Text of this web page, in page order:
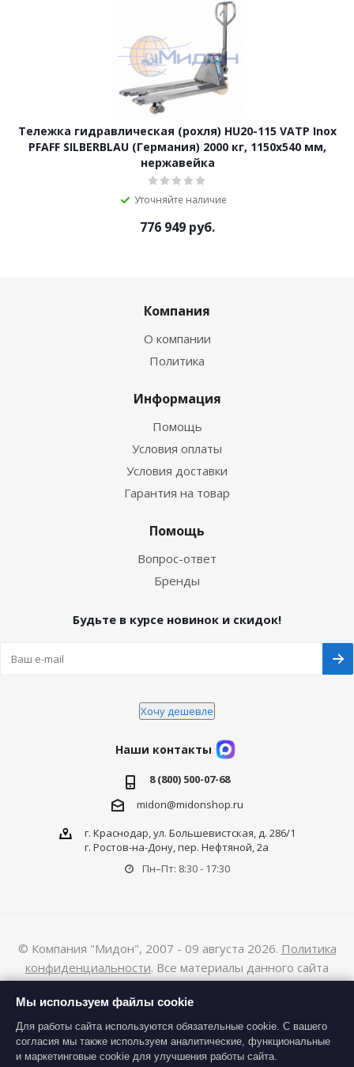
Тележка гидравлическая (рохля) HU20-115 VATP Inox
PFAFF SILBERBLAU (Германия) 2000 кг, 1150х540 мм,
нержавейка
Уточняйте наличие
776 949 руб.
Компания
О компании
Политика
Информация
Помощь
Условия оплаты
Условия доставки
Гарантия на товар
Помощь
Вопрос-ответ
Бренды
Будьте в курсе новинок и скидок!
Хочу дешевле
Наши контакты
8 (800) 500-07-68
midon@midonshop.ru
г. Краснодар, ул. Большевистская, д. 286/1
г. Ростов-на-Дону, пер. Нефтяной, 2а
Пн–Пт: 8:30 - 17:30
© Компания "Мидон", 2007 - 09 августа 2026. Политика
конфиденциальности. Все материалы данного сайта
Запрещается копирование, распространение (в том числе
путем копирования на другие сайты и ресурсы в Интернете)
или любое иное использование информации и объектов без
предварительного согласия правообладателя.
Мы используем файлы cookie
Для работы сайта используются обязательные cookie. С вашего
согласия мы также используем аналитические, функциональные
и маркетинговые cookie для улучшения работы сайта.